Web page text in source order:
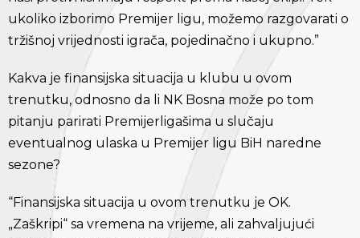
ukoliko izborimo Premijer ligu, možemo razgovarati o
tržišnoj vrijednosti igrača, pojedinačno i ukupno.”
Kakva je finansijska situacija u klubu u ovom
trenutku, odnosno da li NK Bosna može po tom
pitanju parirati Premijerligašima u slučaju
eventualnog ulaska u Premijer ligu BiH naredne
sezone?
“Finansijska situacija u ovom trenutku je OK.
„Zaškripi“ sa vremena na vrijeme, ali zahvaljujući